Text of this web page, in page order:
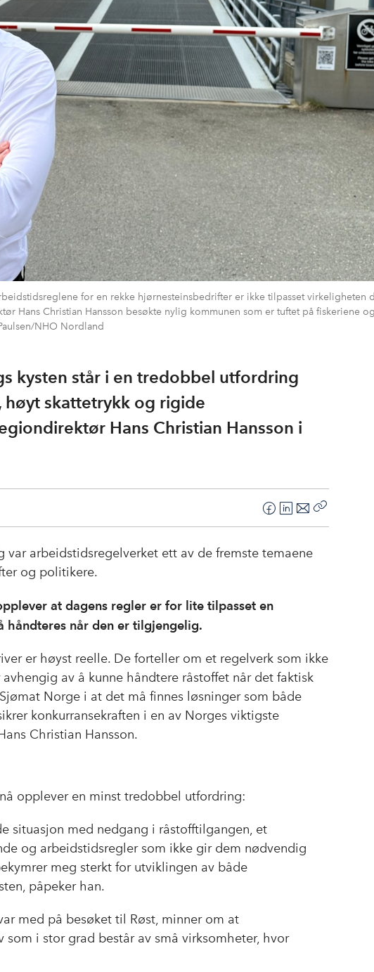
for en rekke hjørnesteinsbedrifter er ikke tilpasset virkeligheten
Hans Christian Hansson besøkte nylig kommunen som er tuftet på fiskeriene og
NHO Nordland
kysten står i en tredobbel utfordring
skattetrykk og rigide
Hans Christian Hansson i
F
c
L
n
E
p
arbeidstidsregelverket ett av de fremste temaene
og politikere.
at dagens regler er for lite tilpasset en
håndteres når den er tilgjengelig.
er høyst reelle. De forteller om et regelverk som ikke
av å kunne håndtere råstoffet når det faktisk
Norge i at det må finnes løsninger som både
konkurransekraften i en av Norges viktigste
Christian Hansson.
opplever en minst tredobbel utfordring:
situasjon med nedgang i råstofftilgangen, et
og arbeidstidsregler som ikke gir dem nødvendig
meg sterkt for utviklingen av både
påpeker han.
med på besøket til Røst, minner om at
i stor grad består av små virksomheter, hvor